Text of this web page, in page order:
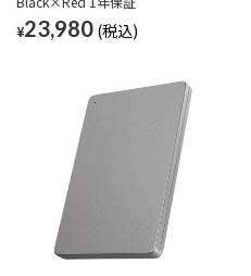
¥23,980